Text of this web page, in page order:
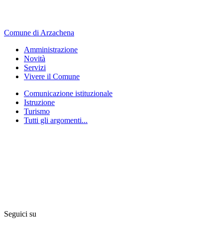
Comune di Arzachena
Amministrazione
Novità
Servizi
Vivere il Comune
Comunicazione istituzionale
Istruzione
Turismo
Tutti gli argomenti...
Seguici su